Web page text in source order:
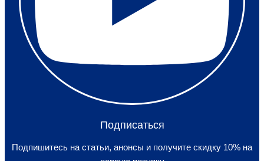
Подписаться
Подпишитесь на статьи, анонсы и получите скидку 10% на